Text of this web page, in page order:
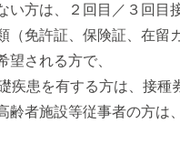
い方は、２回目／３回目
（免許証、保険証、在留
される方で、
患を有する方は、接種
者施設等従事者の方は